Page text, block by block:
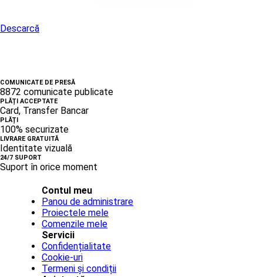
Descarcă
COMUNICATE DE PRESĂ
8872 comunicate publicate
PLĂȚI ACCEPTATE
Card, Transfer Bancar
PLĂȚI
100% securizate
LIVRARE GRATUITĂ
Identitate vizuală
24/7 SUPORT
Suport în orice moment
Contul meu
Panou de administrare
Proiectele mele
Comenzile mele
Servicii
Confidențialitate
Cookie-uri
Termeni și condiții